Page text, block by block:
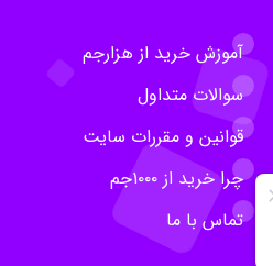
آموزش خرید از هزارجم
سوالات متداول
قوانین و مقررات سایت
چرا خرید از ۱۰۰۰جم
تماس با ما